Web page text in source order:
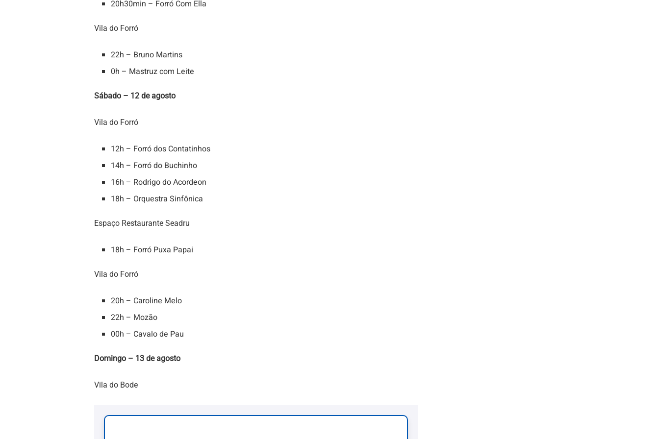
20h30min – Forró Com Ella
Vila do Forró
22h – Bruno Martins
0h – Mastruz com Leite
Sábado – 12 de agosto
Vila do Forró
12h – Forró dos Contatinhos
14h – Forró do Buchinho
16h – Rodrigo do Acordeon
18h – Orquestra Sinfônica
Espaço Restaurante Seadru
18h – Forró Puxa Papai
Vila do Forró
20h – Caroline Melo
22h – Mozão
00h – Cavalo de Pau
Domingo – 13 de agosto
Vila do Bode